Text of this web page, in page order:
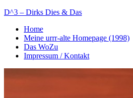
Zum
springen
D^3 – Dirks Dies & Das
Mein
Notizblog
Home
Meine urrr-alte Homepage (1998)
Das WoZu
Impressum / Kontakt